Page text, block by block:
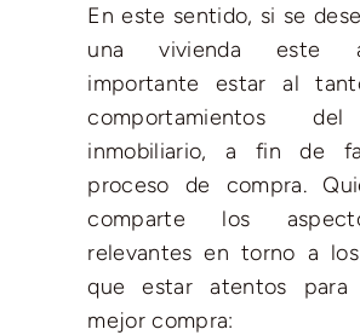
En este sentido, si se
una vivienda este
importante estar al
comportamientos
inmobiliario, a fin de
proceso de compra.
comparte los
relevantes en torno a
que estar atentos para
mejor compra: